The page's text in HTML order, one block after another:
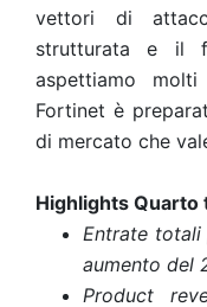
vettori di
strutturata e il
aspettiamo
Fortinet è
di mercato che
Highlights Quarto
Entrate
aumento del
Product